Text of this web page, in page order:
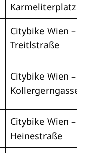
Karmeliterplatz
Citybike Wien –
Treitlstraße
Citybike Wien –
Kollergerngasse
Citybike Wien –
Heinestraße